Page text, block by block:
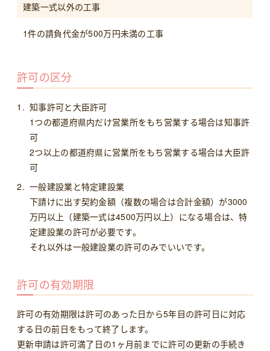
建築一式以外の工事
1件の請負代金が500万円未満の工事
許可の区分
知事許可と大臣許可
1つの都道府県内だけ営業所をもち営業する場合は知事許
可
2つ以上の都道府県に営業所をもち営業する場合は大臣許
可
一般建設業と特定建設業
下請けに出す契約金額（複数の場合は合計金額）が3000
万円以上（建築一式は4500万円以上）になる場合は、特
定建設業の許可が必要です。
それ以外は一般建設業の許可のみでいいです。
許可の有効期限
許可の有効期限は許可のあった日から5年目の許可日に対応
する日の前日をもって終了します。
更新申請は許可満了日の1ヶ月前までに許可の更新の手続き